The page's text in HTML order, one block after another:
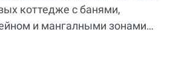
коттедже с банями,
и мангалными зонами…